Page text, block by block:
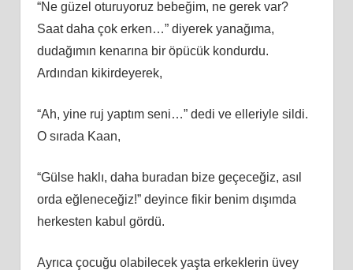
“Ne güzel oturuyoruz bebeğim, ne gerek var?
Saat daha çok erken…” diyerek yanağıma,
dudağımın kenarına bir öpücük kondurdu.
Ardından kikirdeyerek,
“Ah, yine ruj yaptım seni…” dedi ve elleriyle sildi.
O sırada Kaan,
“Gülse haklı, daha buradan bize geçeceğiz, asıl
orda eğleneceğiz!” deyince fikir benim dışımda
herkesten kabul gördü.
Ayrıca çocuğu olabilecek yaşta erkeklerin üvey